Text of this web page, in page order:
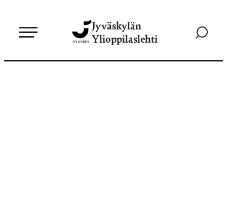
sisältöön
Jyväskylän
Ylioppilaslehti
Siirry